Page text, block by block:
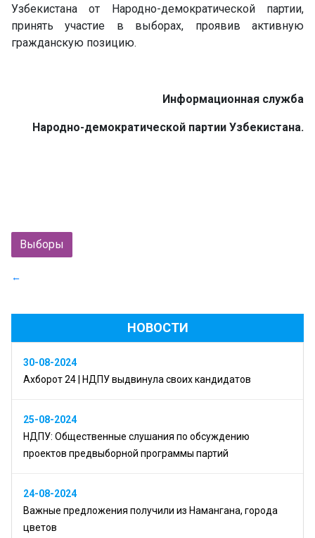
Узбекистана от Народно-демократической партии,
принять участие в выборах, проявив активную
гражданскую позицию.
Информационная служба
Народно-демократической партии Узбекистана.
Выборы
←
НОВОСТИ
30-08-2024
Ахборот 24 | НДПУ выдвинула своих кандидатов
25-08-2024
НДПУ: Общественные слушания по обсуждению
проектов предвыборной программы партий
24-08-2024
Важные предложения получили из Намангана, города
цветов